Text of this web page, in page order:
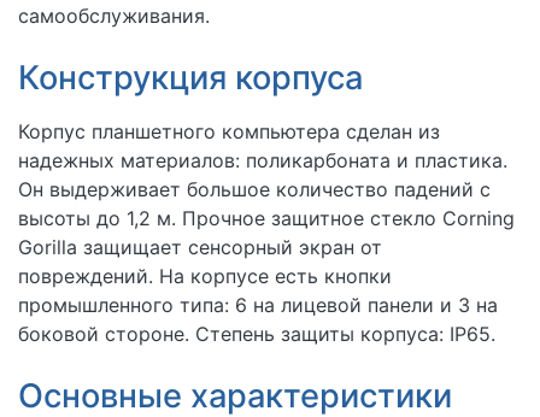
самообслуживания.
Конструкция корпуса
Корпус планшетного компьютера сделан из
надежных материалов: поликарбоната и пластика.
Он выдерживает большое количество падений с
высоты до 1,2 м. Прочное защитное стекло Corning
Gorilla защищает сенсорный экран от
повреждений. На корпусе есть кнопки
промышленного типа: 6 на лицевой панели и 3 на
боковой стороне. Степень защиты корпуса: IP65.
Основные характеристики